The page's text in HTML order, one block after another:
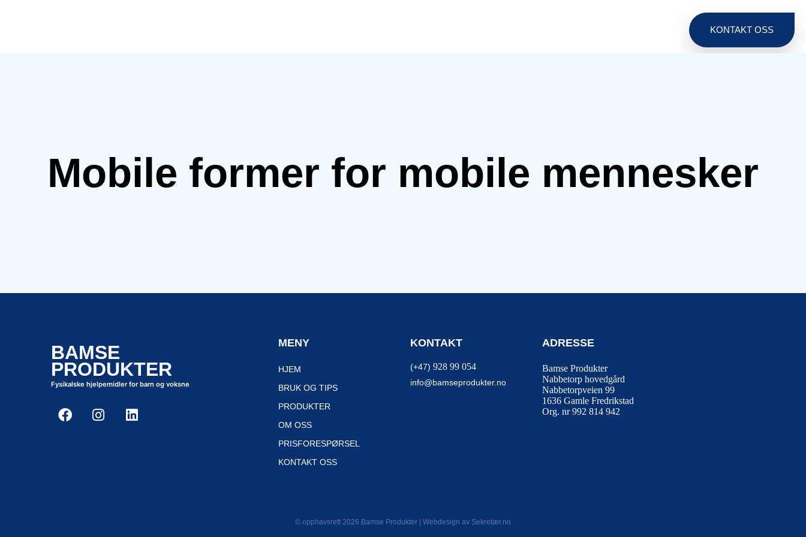
KONTAKT OSS
Mobile former for mobile mennesker
BAMSE
PRODUKTER
Fysikalske hjelpemidler for barn og voksne
MENY
HJEM
BRUK OG TIPS
PRODUKTER
OM OSS
PRISFORESPØRSEL
KONTAKT OSS
KONTAKT
(+47) 928 99 054
info@bamseprodukter.no
ADRESSE
Bamse Produkter
Nabbetorp hovedgård
Nabbetorpveien 99
1636 Gamle Fredrikstad
Org. nr 992 814 942
© opphavsrett 2026 Bamse Produkter | Webdesign av Sekretær.no